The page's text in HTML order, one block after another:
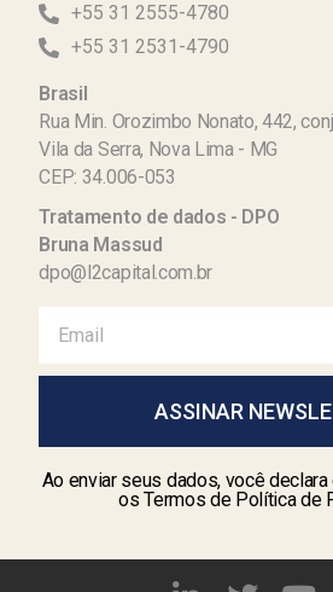
+55 31 2555-4780
+55 31 2531-4790
Brasil
Rua Min. Orozimbo Nonato, 442,
Vila da Serra, Nova Lima - MG
CEP: 34.006-053
Tratamento de dados - DPO
Bruna Massud
dpo@l2capital.com.br
ASSINAR
Ao enviar seus dados, você
os Termos de Política de